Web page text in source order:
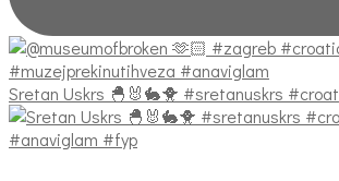
Sretan Uskrs 🐣🐰🐇🐥 #sretanuskrs #croat